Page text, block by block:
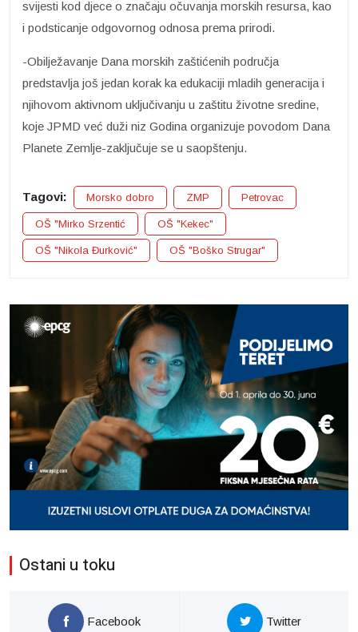
svijesti kod djece o značaju očuvanja morskih resursa, kao
i podsticanje odgovornog odnosa prema prirodi.
-Obilježavanje Dana morskih zaštićenih područja
predstavlja još jedan korak ka edukaciji mladih generacija i
njihovom aktivnom uključivanju u zaštitu životne sredine,
koje JPMD već duži niz Godina organizuje povodom Dana
Planete Zemlje-zaključuje se u saopštenju.
Tagovi: Morsko dobro ZMP Petrovac
OŠ "Mirko Srzentić OŠ "Kekec"
OŠ "Nikola Đurković" OŠ "Boško Strugar"
Ostani u toku
Facebook Twitter